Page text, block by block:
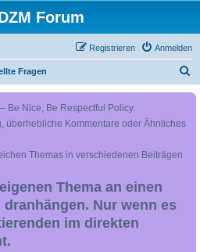
Forum
Anmelden
Registrieren
Fragen
Be Nice, Be Respectful Policy.
überhebliche Kommentare oder Ähnliches
Themas in verschiedenen Beiträgen
Thema an einen
Nur wenn es
im direkten